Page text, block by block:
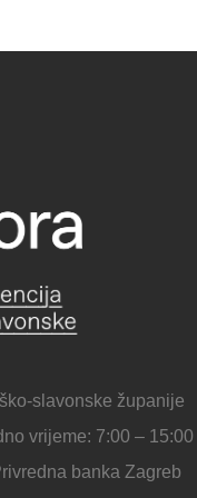
slavonske županije
vrijeme: 7:00 – 15:00
banka Zagreb